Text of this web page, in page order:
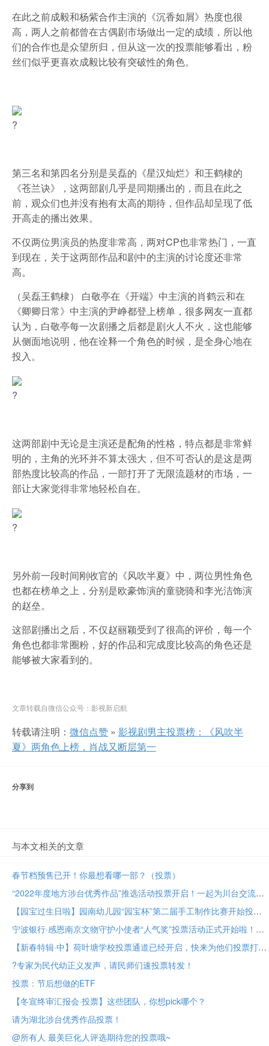
在此之前成毅和杨紫合作主演的《沉香如屑》热度也很
高，两人之前都曾在古偶剧市场做出一定的成绩，所以他
们的合作也是众望所归，但从这一次的投票能够看出，粉
丝们似乎更喜欢成毅比较有突破性的角色。
?
第三名和第四名分别是吴磊的《星汉灿烂》和王鹤棣的
《苍兰诀》，这两部剧几乎是同期播出的，而且在此之
前，观众们也并没有抱有太高的期待，但作品却呈现了低
开高走的播出效果。
不仅两位男演员的热度非常高，两对CP也非常热门，一直
到现在，关于这两部作品和剧中的主演的讨论度还非常
高。
（吴磊王鹤棣） 白敬亭在《开端》中主演的肖鹤云和在
《卿卿日常》中主演的尹峥都登上榜单，很多网友一直都
认为，白敬亭每一次剧播之后都是剧火人不火，这也能够
从侧面地说明，他在诠释一个角色的时候，是全身心地在
投入。
?
这两部剧中无论是主演还是配角的性格，特点都是非常鲜
明的，主角的光环并不算太强大，但不可否认的是这是两
部热度比较高的作品，一部打开了无限流题材的市场，一
部让大家觉得非常地轻松自在。
?
另外前一段时间刚收官的《风吹半夏》中，两位男性角色
也都在榜单之上，分别是欧豪饰演的童骁骑和李光洁饰演
的赵垒。
这部剧播出之后，不仅赵丽颖受到了很高的评价，每一个
角色也都非常圈粉，好的作品和完成度比较高的角色还是
能够被大家看到的。
文章转载自微信公众号：影视新启航
转载请注明： 微信点赞 » 影视剧男主投票榜：《风吹半
夏》两角色上榜，肖战又断层第一
分享到
与本文相关的文章
春节档预售已开！你最想看哪一部？（投票）
“2022年度地方涉台优秀作品”推选活动投票开启！一起为川台交流成果助力！
【园宝过生日啦】园南幼儿园“园宝杯”第二届手工制作比赛开始投票啦！
宁波银行·感恩南京文物守护小使者“人气奖”投票活动正式开始啦！
【新春特辑·中】荷叶塘学校投票通道已经开启，快来为他们投票打call吧！
?专家为民代幼正义发声，请民师们速投票转发！
投票：节后想做的ETF
【冬宣终审汇报会·投票】这些团队，你想pick哪个？
请为湖北涉台优秀作品投票！
@所有人 最美巨化人评选期待您的投票哦~